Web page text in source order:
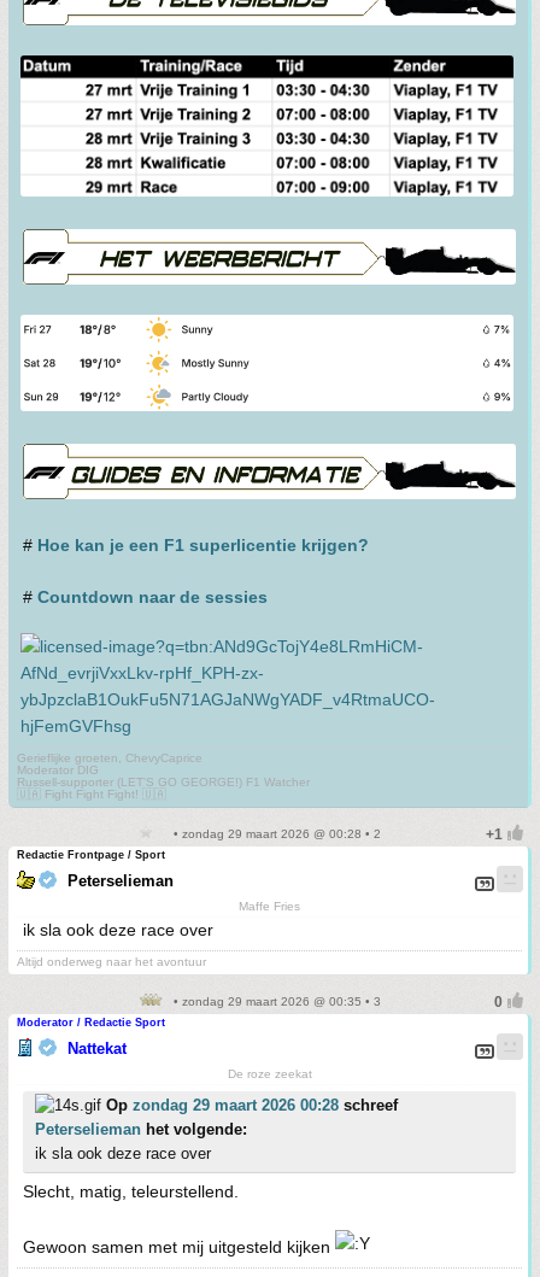
# Hoe kan je een F1 superlicentie krijgen?
# Countdown naar de sessies
Gerieflijke groeten, ChevyCaprice
Moderator DIG
Russell-supporter (LET'S GO GEORGE!) F1 Watcher
🇺🇦 Fight Fight Fight! 🇺🇦
• zondag 29 maart 2026 @ 00:28 • 2
Redactie Frontpage / Sport
Peterselieman
Maffe Fries
ik sla ook deze race over
Altijd onderweg naar het avontuur
• zondag 29 maart 2026 @ 00:35 • 3
Moderator / Redactie Sport
Nattekat
De roze zeekat
Op zondag 29 maart 2026 00:28 schreef
Peterselieman het volgende:
ik sla ook deze race over
Slecht, matig, teleurstellend.
Gewoon samen met mij uitgesteld kijken